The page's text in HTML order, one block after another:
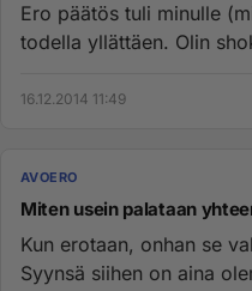
Ero päätös tuli minulle
todella yllättäen. Olin
16.12.2014 11:49
AVOERO
Miten usein palataan
Kun erotaan, onhan se
Syynsä siihen on aina